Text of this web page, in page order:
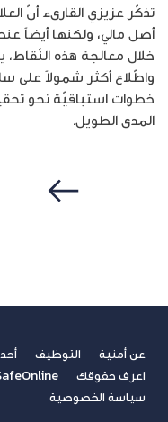
تذكّر عزيزي القارىء أنّ
أصل مالي، ولكنها أيضاً
خلال معالجة هذه
واطّلاع أكثر شمولاً على
خطوات استباقيّة نحو
المدى الطويل.
عن أمنية التوظيف
اعرف حقوقك
سياسة الخصوصية